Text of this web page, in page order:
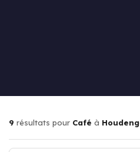
9 résultats pour Café à